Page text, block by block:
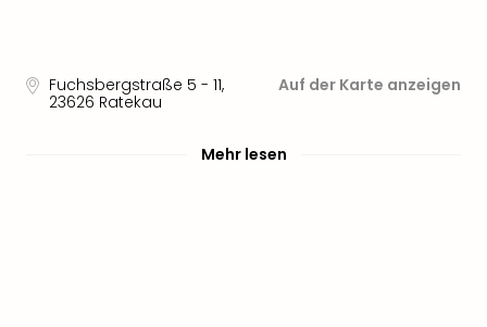
Fuchsbergstraße 5 - 11,
23626 Ratekau
Auf der Karte anzeigen
Mehr lesen